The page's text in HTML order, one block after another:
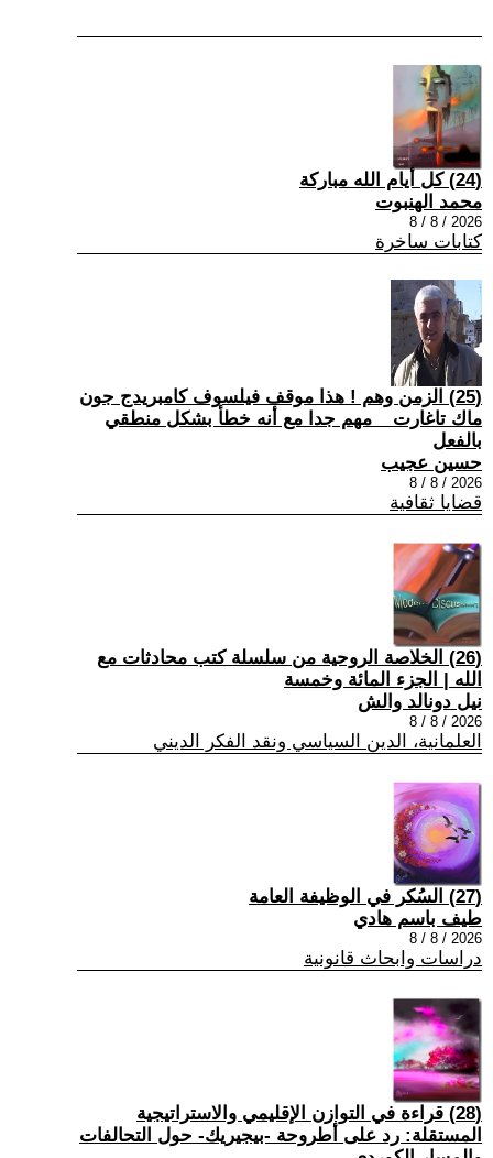
(24) كل أيام الله مباركة
محمد الهنبوت
2026 / 8 / 8
كتابات ساخرة
(25) الزمن وهم ! هذا موقف فيلسوف كامبريدج جون
ماك تاغارت _ مهم جدا مع أنه خطأ بشكل منطقي
بالفعل
حسين عجيب
2026 / 8 / 8
قضايا ثقافية
(26) الخلاصة الروحية من سلسلة كتب محادثات مع
الله | الجزء المائة وخمسة
نيل دونالد والش
2026 / 8 / 8
العلمانية، الدين السياسي ونقد الفكر الديني
(27) السُكر في الوظيفة العامة
طيف باسم هادي
2026 / 8 / 8
دراسات وابحاث قانونية
(28) قراءة في التوازن الإقليمي والاستراتيجية
المستقلة: رد على أطروحة -بيجيريك- حول التحالفات